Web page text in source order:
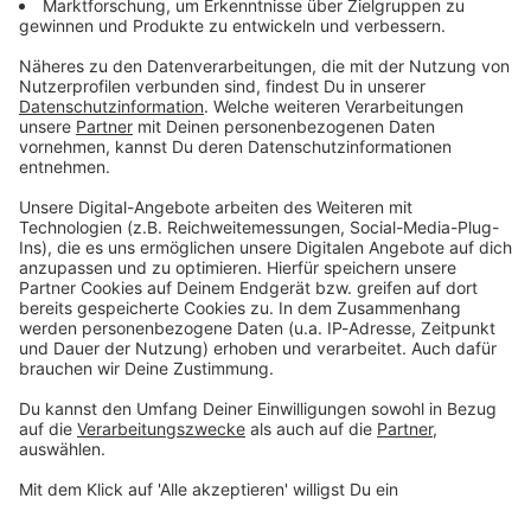
Gerade läuft:Auf dem
Audiotitel - Party Hits
Die beste Musik zum
Feiern! Alle
Stimmungskracher aus
den letzten Jahrzehnten.
Die beste Musik zum
Feiern!
Gerade läuft:Upside down
- Diana Ross